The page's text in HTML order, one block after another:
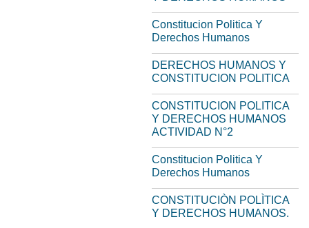
Constitucion Politica Y
Derechos Humanos
DERECHOS HUMANOS Y
CONSTITUCION POLITICA
CONSTITUCION POLITICA
Y DERECHOS HUMANOS
ACTIVIDAD N°2
Constitucion Politica Y
Derechos Humanos
CONSTITUCIÒN POLÌTICA
Y DERECHOS HUMANOS.